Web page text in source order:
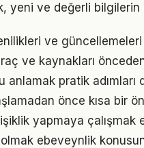
yeni ve değerli bilgilerin
ve
ve kaynakları
pratik adımları
önce kısa bir
yapmaya çalışmak
ebeveynlik